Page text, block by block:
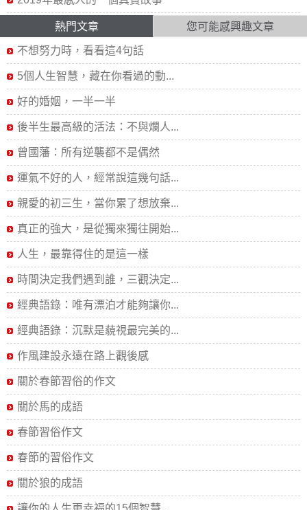
熱門文章 您可能感興趣文章
不想努力時，看看這4句話
5個人生智慧，藏在你看過的動...
好的婚姻，一半一半
後半生最高級的活法：不與爛人...
曾國藩：所有逆襲都不是偶然
運氣不好的人，經常說這幾句話...
親愛的初三生，當你累了想放棄...
真正的強大，是從獨來獨往開始...
人生，最靠得住的是這一樣
時間決定我們遇到誰，三觀決定...
經典語錄：唯有漂泊才能夠讓你...
經典語錄：沉默是藐視最完美的...
作風建設永遠在路上觀後感
關於春節習俗的作文
關於馬的成語
春節習俗作文
春節的習俗作文
關於狼的成語